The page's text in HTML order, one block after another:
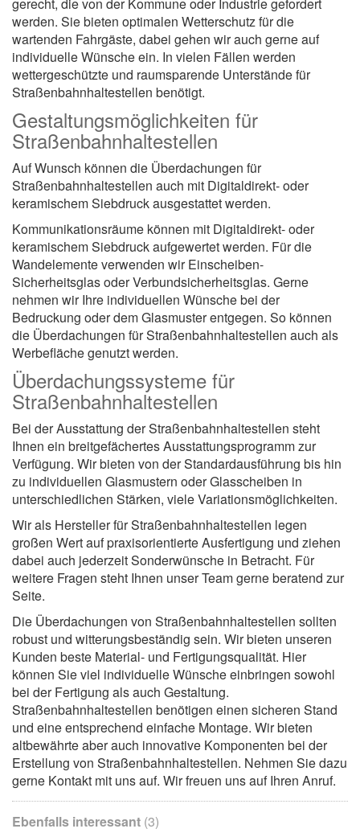
gerecht, die von der Kommune oder Industrie gefordert
werden. Sie bieten optimalen Wetterschutz für die
wartenden Fahrgäste, dabei gehen wir auch gerne auf
individuelle Wünsche ein. In vielen Fällen werden
wettergeschützte und raumsparende Unterstände für
Straßenbahnhaltestellen benötigt.
Gestaltungsmöglichkeiten für
Straßenbahnhaltestellen
Auf Wunsch können die Überdachungen für
Straßenbahnhaltestellen auch mit Digitaldirekt- oder
keramischem Siebdruck ausgestattet werden.
Kommunikationsräume können mit Digitaldirekt- oder
keramischem Siebdruck aufgewertet werden. Für die
Wandelemente verwenden wir Einscheiben-
Sicherheitsglas oder Verbundsicherheitsglas. Gerne
nehmen wir Ihre individuellen Wünsche bei der
Bedruckung oder dem Glasmuster entgegen. So können
die Überdachungen für Straßenbahnhaltestellen auch als
Werbefläche genutzt werden.
Überdachungssysteme für
Straßenbahnhaltestellen
Bei der Ausstattung der Straßenbahnhaltestellen steht
Ihnen ein breitgefächertes Ausstattungsprogramm zur
Verfügung. Wir bieten von der Standardausführung bis hin
zu individuellen Glasmustern oder Glasscheiben in
unterschiedlichen Stärken, viele Variationsmöglichkeiten.
Wir als Hersteller für Straßenbahnhaltestellen legen
großen Wert auf praxisorientierte Ausfertigung und ziehen
dabei auch jederzeit Sonderwünsche in Betracht. Für
weitere Fragen steht Ihnen unser Team gerne beratend zur
Seite.
Die Überdachungen von Straßenbahnhaltestellen sollten
robust und witterungsbeständig sein. Wir bieten unseren
Kunden beste Material- und Fertigungsqualität. Hier
können Sie viel individuelle Wünsche einbringen sowohl
bei der Fertigung als auch Gestaltung.
Straßenbahnhaltestellen benötigen einen sicheren Stand
und eine entsprechend einfache Montage. Wir bieten
altbewährte aber auch innovative Komponenten bei der
Erstellung von Straßenbahnhaltestellen. Nehmen Sie dazu
gerne Kontakt mit uns auf. Wir freuen uns auf Ihren Anruf.
Ebenfalls interessant (3)